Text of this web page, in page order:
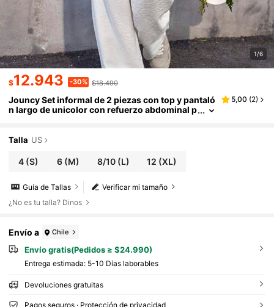
1/6
$12.943 -30% $18.490
Jouncy Set informal de 2 piezas con top y pantaló
n largo de unicolor con refuerzo abdominal p
5,00 (2)
Talla US
4 (S) 6 (M) 8/10(L) 12 (XL)
Verificar mi tamaño
Guía de Tallas
¿No es tu talla? Dinos
Envío a Chile
Envío gratis(Pedidos ≥ $24.990)
Entrega estimada: 5-10 Días laborables
Devoluciones gratuitas
Pagos seguros · Protección de privacidad